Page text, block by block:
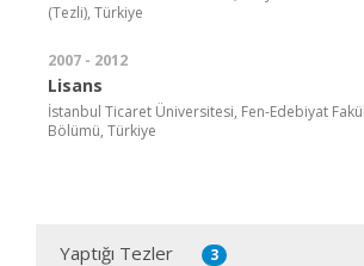
(Tezli), Türkiye
2007 - 2012
Lisans
İstanbul Ticaret Üniversitesi, Fen-Edebiyat
Bölümü, Türkiye
Yaptığı Tezler 3